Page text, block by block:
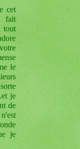
cet
fait
tout
le
je
de
je